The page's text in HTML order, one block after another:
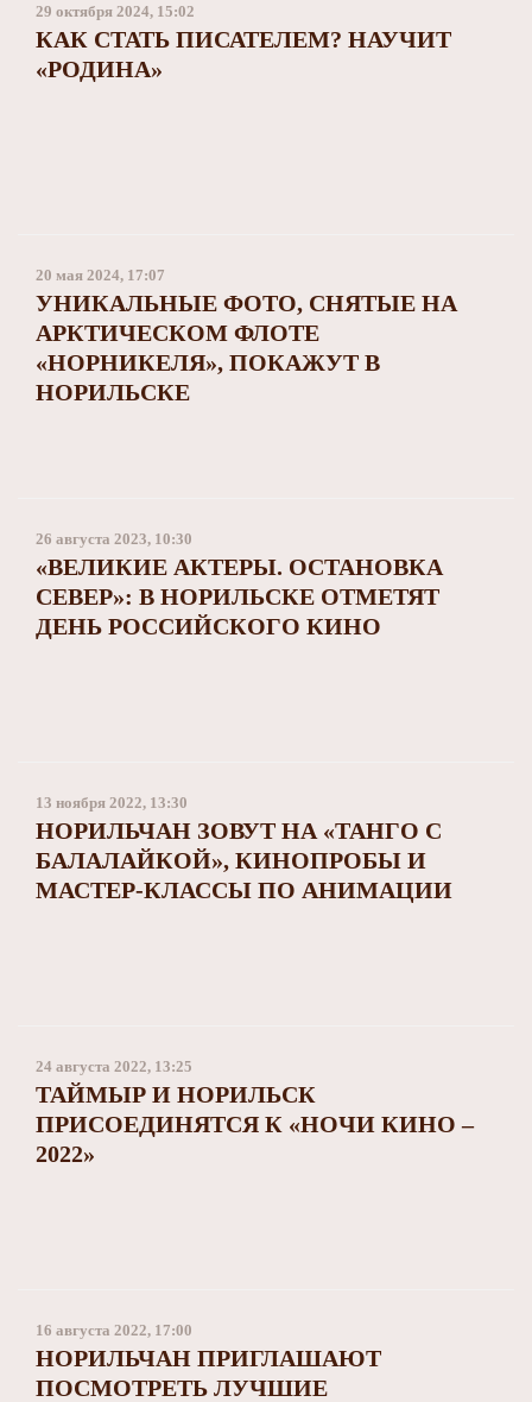
29 октября 2024, 15:02
КАК СТАТЬ ПИСАТЕЛЕМ? НАУЧИТ
«РОДИНА»
20 мая 2024, 17:07
УНИКАЛЬНЫЕ ФОТО, СНЯТЫЕ НА
АРКТИЧЕСКОМ ФЛОТЕ
«НОРНИКЕЛЯ», ПОКАЖУТ В
НОРИЛЬСКЕ
26 августа 2023, 10:30
«ВЕЛИКИЕ АКТЕРЫ. ОСТАНОВКА
СЕВЕР»: В НОРИЛЬСКЕ ОТМЕТЯТ
ДЕНЬ РОССИЙСКОГО КИНО
13 ноября 2022, 13:30
НОРИЛЬЧАН ЗОВУТ НА «ТАНГО С
БАЛАЛАЙКОЙ», КИНОПРОБЫ И
МАСТЕР-КЛАССЫ ПО АНИМАЦИИ
24 августа 2022, 13:25
ТАЙМЫР И НОРИЛЬСК
ПРИСОЕДИНЯТСЯ К «НОЧИ КИНО –
2022»
16 августа 2022, 17:00
НОРИЛЬЧАН ПРИГЛАШАЮТ
ПОСМОТРЕТЬ ЛУЧШИЕ